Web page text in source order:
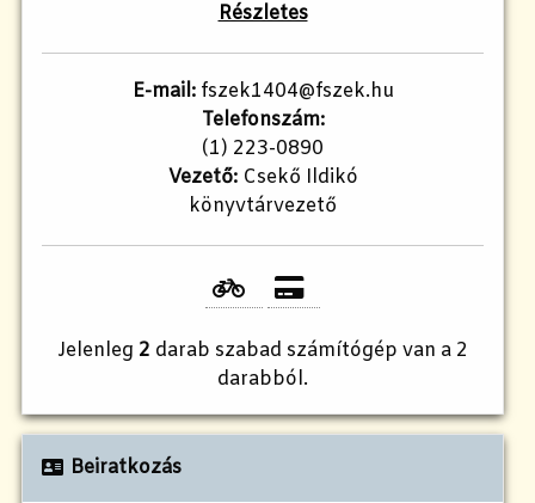
Részletes
E-mail:fszek1404@fszek.hu
Telefonszám:
(1) 223-0890
Vezető:Csekő Ildikó
könyvtárvezető
Jelenleg 2 darab szabad számítógép van a 2
darabból.
Beiratkozás